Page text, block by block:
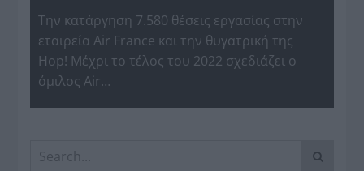
Την κατάργηση 7.580 θέσεις εργασίας στην
εταιρεία Air France και την θυγατρική της
Hop! Μέχρι το τέλος του 2022 σχεδιάζει ο
όμιλος Air…